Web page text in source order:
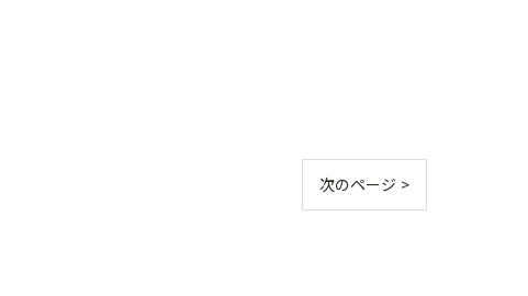
次のページ >